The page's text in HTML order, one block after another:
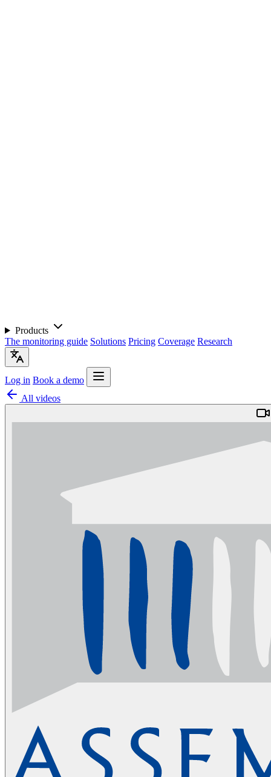
Products
The monitoring guide Solutions Pricing Coverage Research
Log in Book a demo
All videos